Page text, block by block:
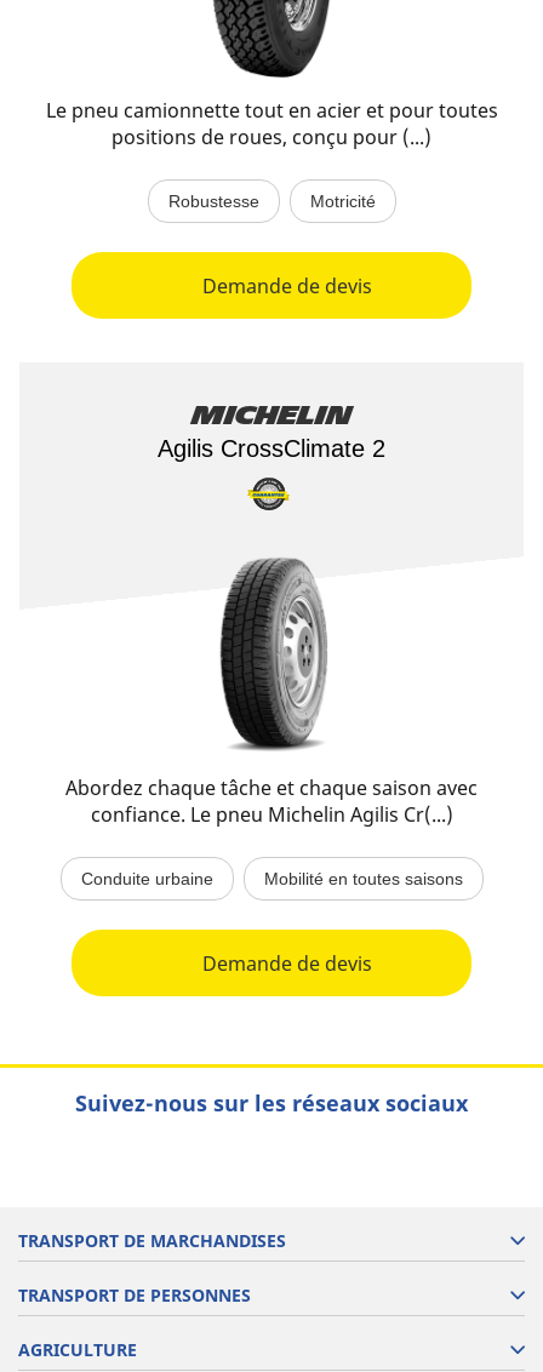
Le pneu camionnette tout en acier et pour toutes
positions de roues, conçu pour (...)
Robustesse Motricité
Demande de devis
Michelin
Agilis CrossClimate 2
Abordez chaque tâche et chaque saison avec
confiance. Le pneu Michelin Agilis Cr(...)
Conduite urbaine Mobilité en toutes saisons
Demande de devis
Suivez-nous sur les réseaux sociaux
TRANSPORT DE MARCHANDISES
TRANSPORT DE PERSONNES
AGRICULTURE